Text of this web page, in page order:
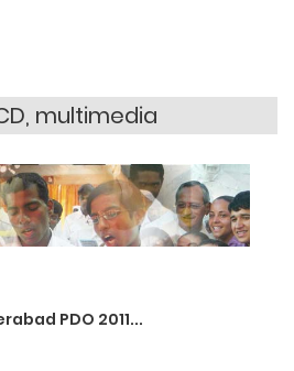
multimedia